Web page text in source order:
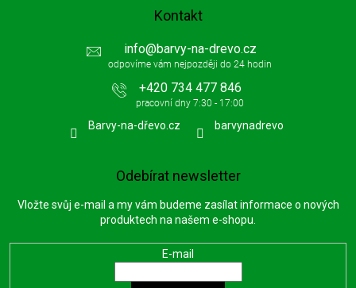
Kontakt
info@barvy-na-drevo.cz
+420 734 477 846
Barvy-na-dřevo.cz barvynadrevo
Odebírat newsletter
Vložte svůj e-mail a my vám budeme zasílat informace o nových
produktech na našem e-shopu.
E-mail